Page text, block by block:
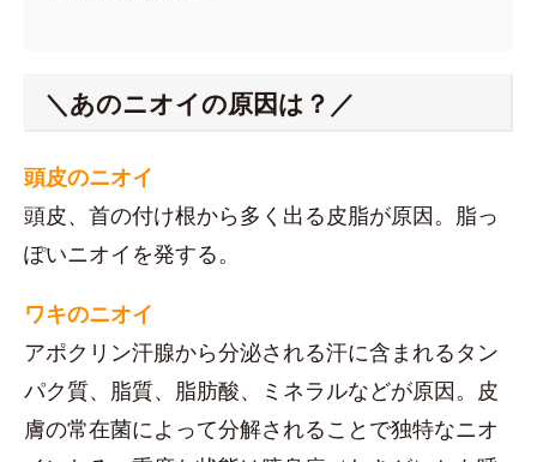
＼あのニオイの原因は？／
頭皮のニオイ
頭皮、首の付け根から多く出る皮脂が原因。脂っ
ぽいニオイを発する。
ワキのニオイ
アポクリン汗腺から分泌される汗に含まれるタン
パク質、脂質、脂肪酸、ミネラルなどが原因。皮
膚の常在菌によって分解されることで独特なニオ